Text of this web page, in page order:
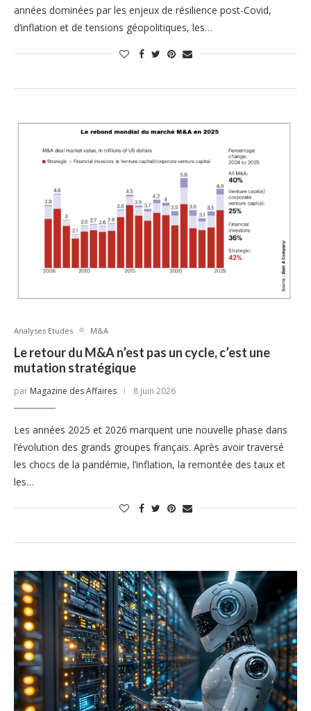
années dominées par les enjeux de résilience post-Covid,
d’inflation et de tensions géopolitiques, les…
Analyses Etudes M&A
Le retour du M&A n’est pas un cycle, c’est une
mutation stratégique
par Magazine des Affaires 8 juin 2026
Les années 2025 et 2026 marquent une nouvelle phase dans
l’évolution des grands groupes français. Après avoir traversé
les chocs de la pandémie, l’inflation, la remontée des taux et
les…